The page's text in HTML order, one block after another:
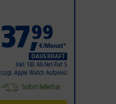
37,99
€/Monat*
DAUERHAFT
Inkl. 1&1 All-Net-Flat S
(zzgl. Apple Watch Aufpreis)
Sofort lieferbar